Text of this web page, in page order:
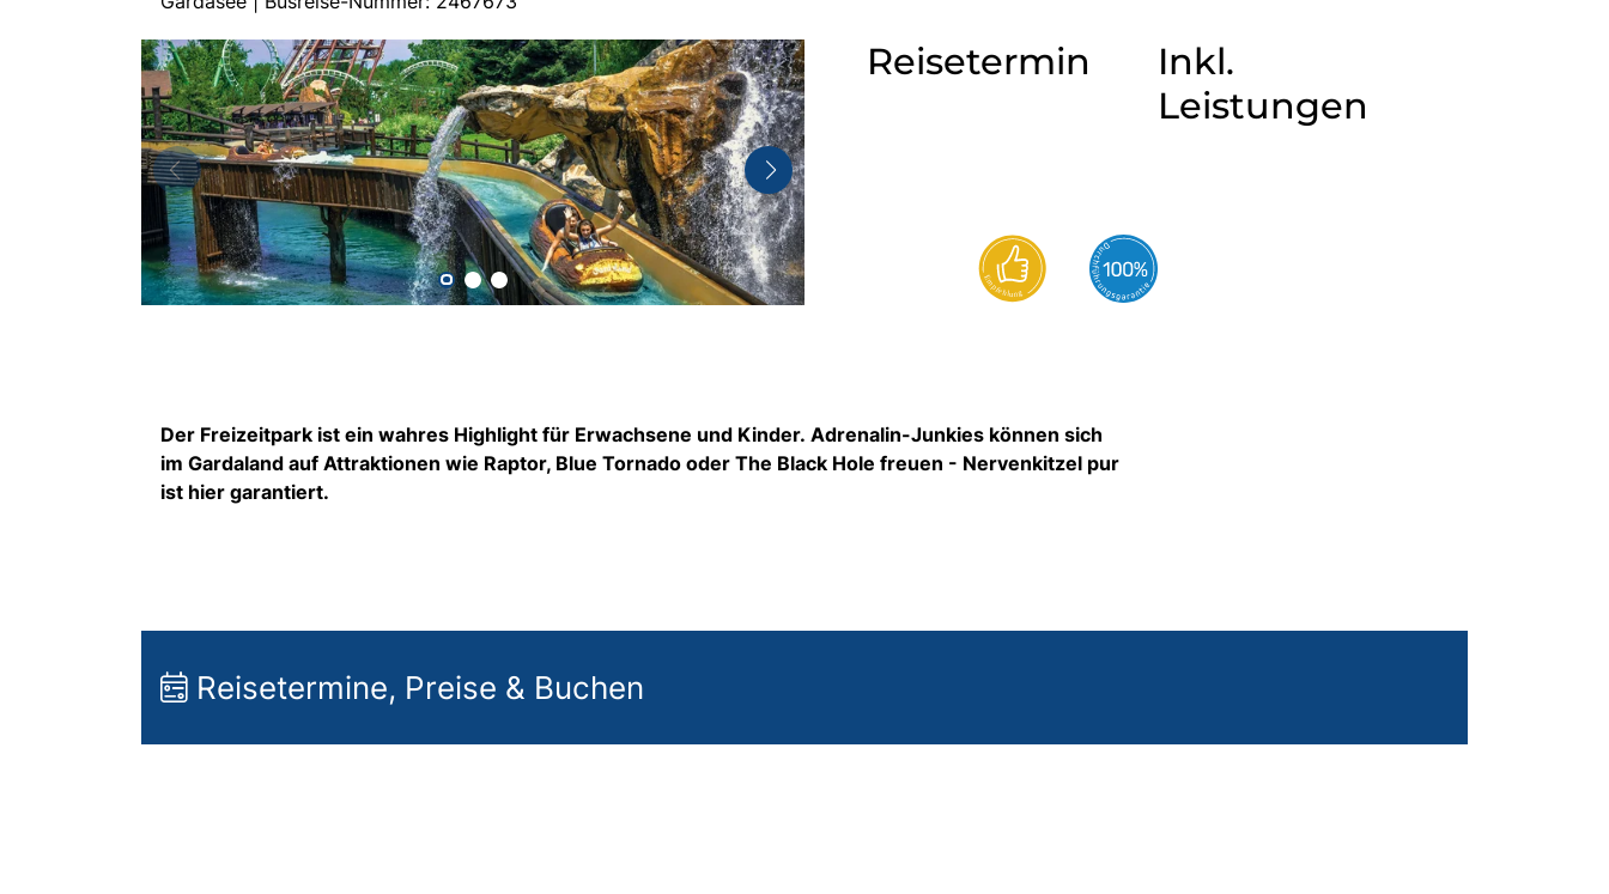
Reisetermin
Inkl.
Leistungen
Der Freizeitpark ist ein wahres Highlight für Erwachsene und Kinder. Adrenalin-Junkies können sich
im Gardaland auf Attraktionen wie Raptor, Blue Tornado oder The Black Hole freuen - Nervenkitzel pur
ist hier garantiert.
Reisetermine, Preise & Buchen